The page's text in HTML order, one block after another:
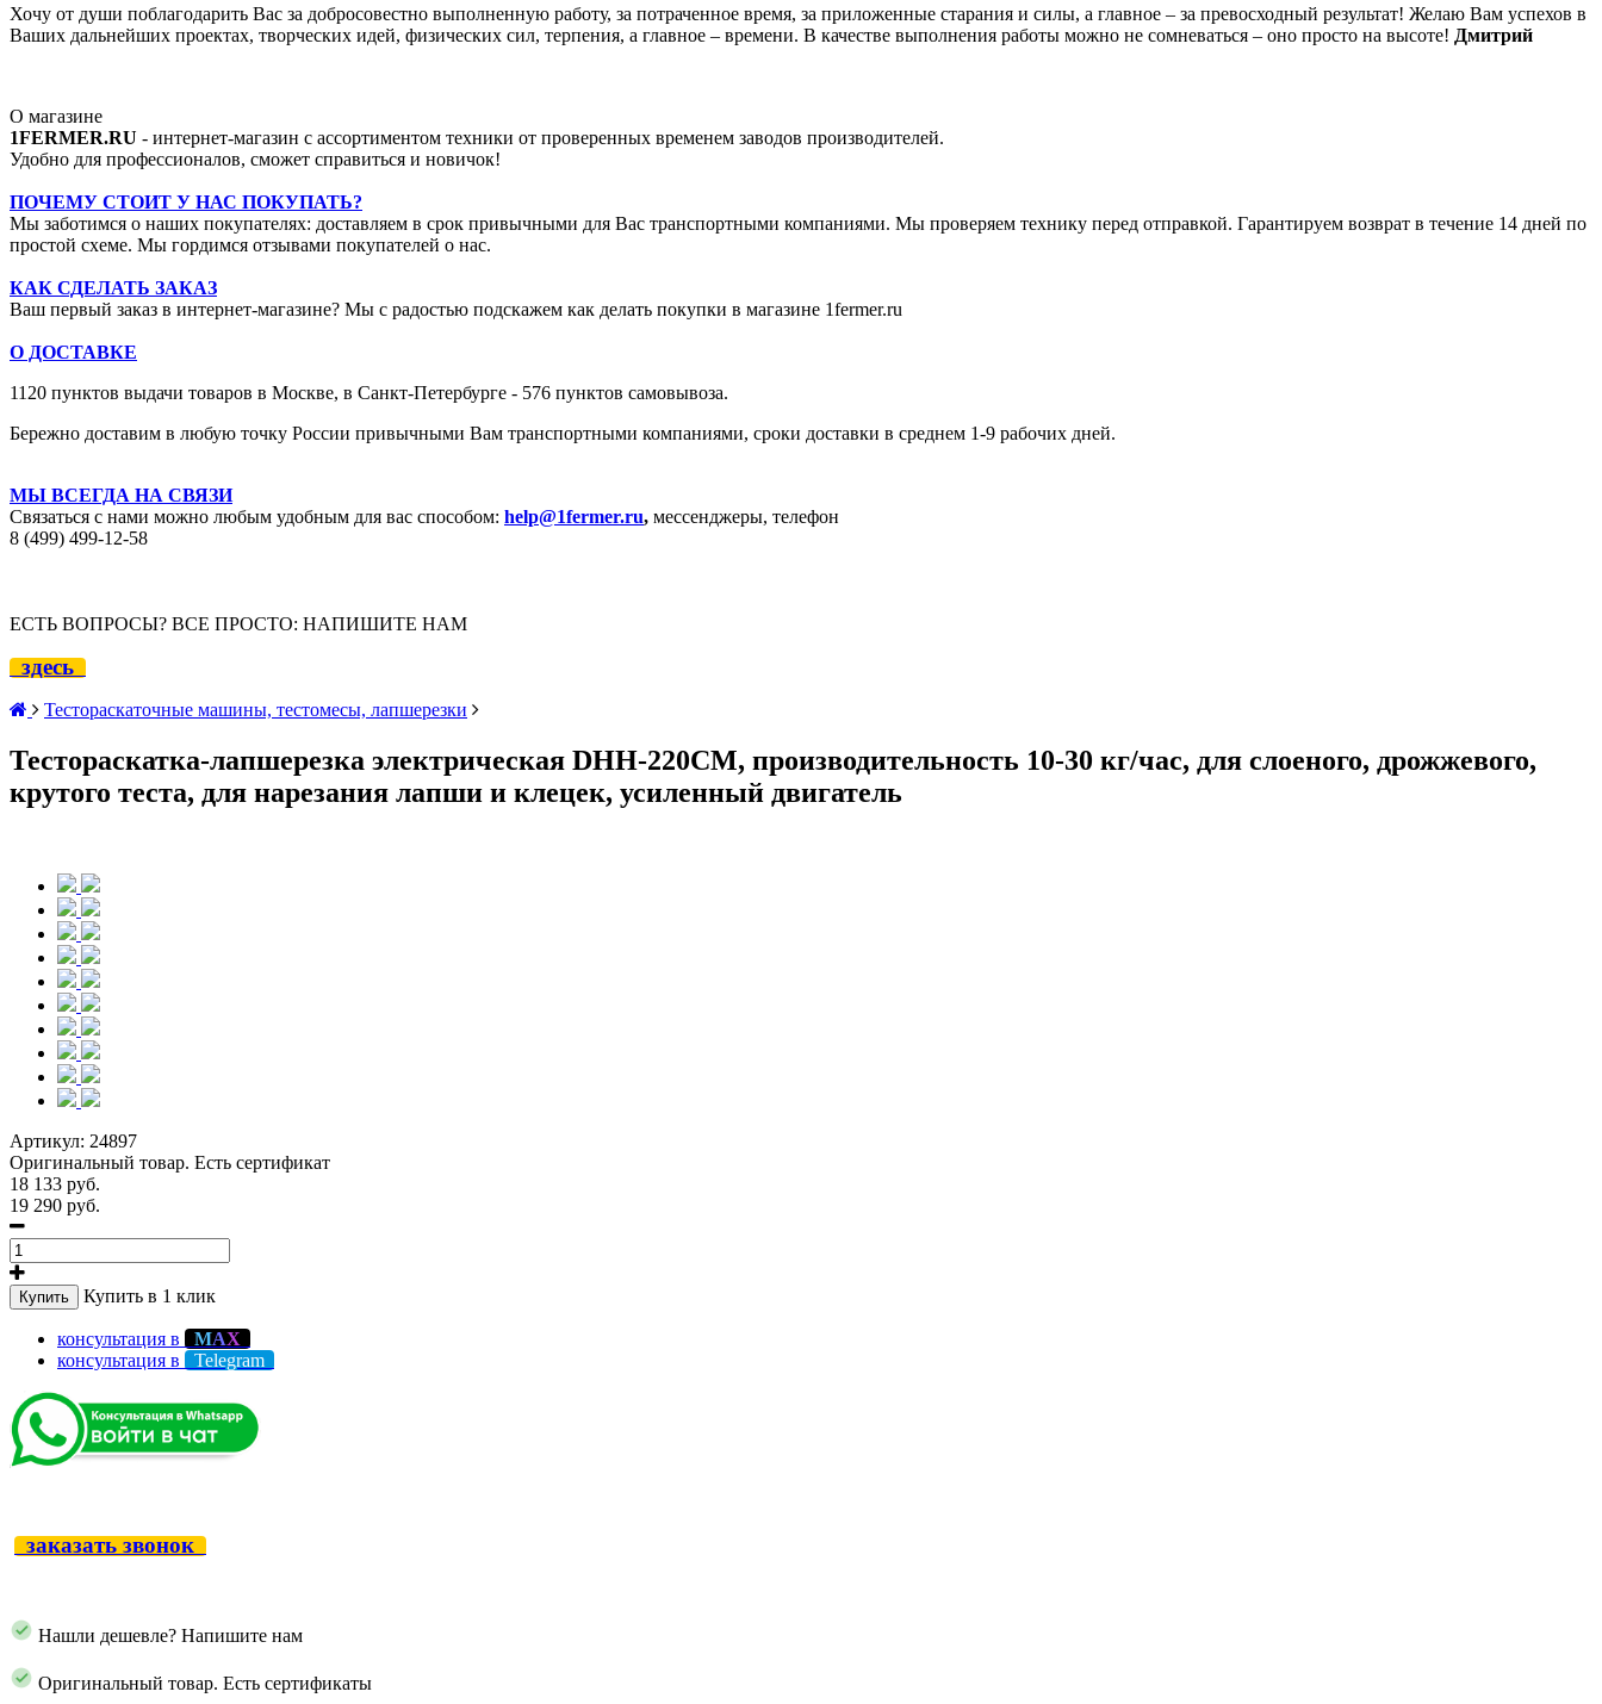
Хочу от души поблагодарить Вас за добросовестно выполненную работу, за потраченное время, за приложенные старания и силы, а главное – за превосходный результат! Желаю Вам успехов в
Ваших дальнейших проектах, творческих идей, физических сил, терпения, а главное – времени. В качестве выполнения работы можно не сомневаться – оно просто на высоте! Дмитрий
О магазине
1FERMER.RU - интернет-магазин с ассортиментом техники от проверенных временем заводов производителей.
Удобно для профессионалов, сможет справиться и новичок!
ПОЧЕМУ СТОИТ У НАС ПОКУПАТЬ?
Мы заботимся о наших покупателях: доставляем в срок привычными для Вас транспортными компаниями. Мы проверяем технику перед отправкой. Гарантируем возврат в течение 14 дней по
простой схеме. Мы гордимся отзывами покупателей о нас.
КАК СДЕЛАТЬ ЗАКАЗ
Ваш первый заказ в интернет-магазине? Мы с радостью подскажем как делать покупки в магазине 1fermer.ru
О ДОСТАВКЕ
1120 пунктов выдачи товаров в Москве, в Санкт-Петербурге - 576 пунктов самовывоза.
Бережно доставим в любую точку России привычными Вам транспортными компаниями, сроки доставки в среднем 1-9 рабочих дней.
МЫ ВСЕГДА НА СВЯЗИ
Связаться с нами можно любым удобным для вас способом: help@1fermer.ru, мессенджеры, телефон
8 (499) 499-12-58
ЕСТЬ ВОПРОСЫ? ВСЕ ПРОСТО: НАПИШИТЕ НАМ
здесь
Тестораскаточные машины, тестомесы, лапшерезки
Тестораскатка-лапшерезка электрическая DHH-220CM, производительность 10-30 кг/час, для слоеного, дрожжевого,
крутого теста, для нарезания лапши и клецек, усиленный двигатель
Артикул: 24897
Оригинальный товар. Есть сертификат
18 133 руб.
19 290 руб.
Купить Купить в 1 клик
консультация в МАХ
консультация в Telegram
заказать звонок
Нашли дешевле? Напишите нам
Оригинальный товар. Есть сертификаты